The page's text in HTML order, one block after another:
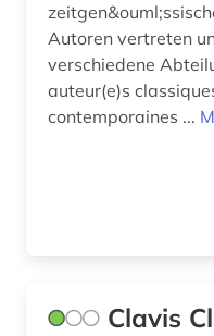
wittgenstein (1)
wörterbuch (6)
zeitschrift (1)
Autoren vertreten
verschiedene
auteur(e)s
contemporaines ...
Clavis